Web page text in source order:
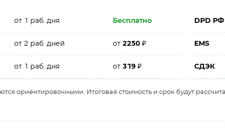
от 1 раб. дня Бесплатно DPD РФ
от 2 раб. дней от2250₽ EMS
от 1 раб. дня от319₽ СДЭК
ориентировочными. Итоговая стоимость и срок будут